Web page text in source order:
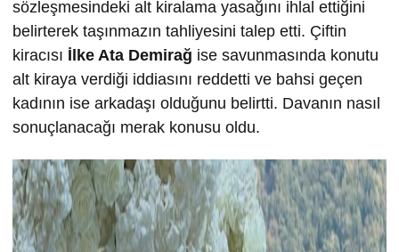
sözleşmesindeki alt kiralama yasağını ihlal ettiğini
belirterek taşınmazın tahliyesini talep etti. Çiftin
kiracısı İlke Ata Demirağ ise savunmasında konutu
alt kiraya verdiği iddiasını reddetti ve bahsi geçen
kadının ise arkadaşı olduğunu belirtti. Davanın nasıl
sonuçlanacağı merak konusu oldu.